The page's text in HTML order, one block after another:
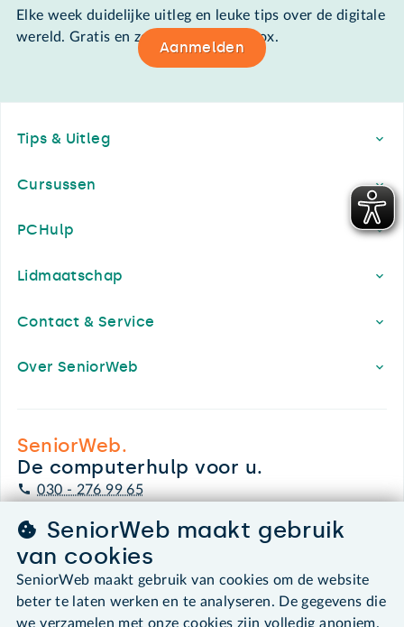
Elke week duidelijke uitleg en leuke tips over de digitale
wereld. Gratis en zomaar in de mailbox.
Aanmelden
Tips & Uitleg
Cursussen
PCHulp
Lidmaatschap
Contact & Service
Over SeniorWeb
SeniorWeb.
De computerhulp voor u.
030 - 276 99 65
SeniorWeb maakt gebruik
van cookies
SeniorWeb maakt gebruik van cookies om de website
beter te laten werken en te analyseren. De gegevens die
we verzamelen met onze cookies zijn volledig anoniem.